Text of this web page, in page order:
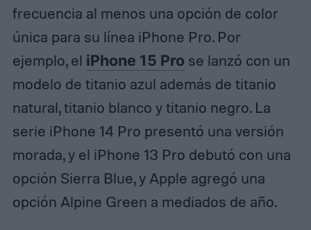
frecuencia al menos una opción de color
única para su línea iPhone Pro. Por
ejemplo, el iPhone 15 Pro se lanzó con un
modelo de titanio azul además de titanio
natural, titanio blanco y titanio negro. La
serie iPhone 14 Pro presentó una versión
morada, y el iPhone 13 Pro debutó con una
opción Sierra Blue, y Apple agregó una
opción Alpine Green a mediados de año.